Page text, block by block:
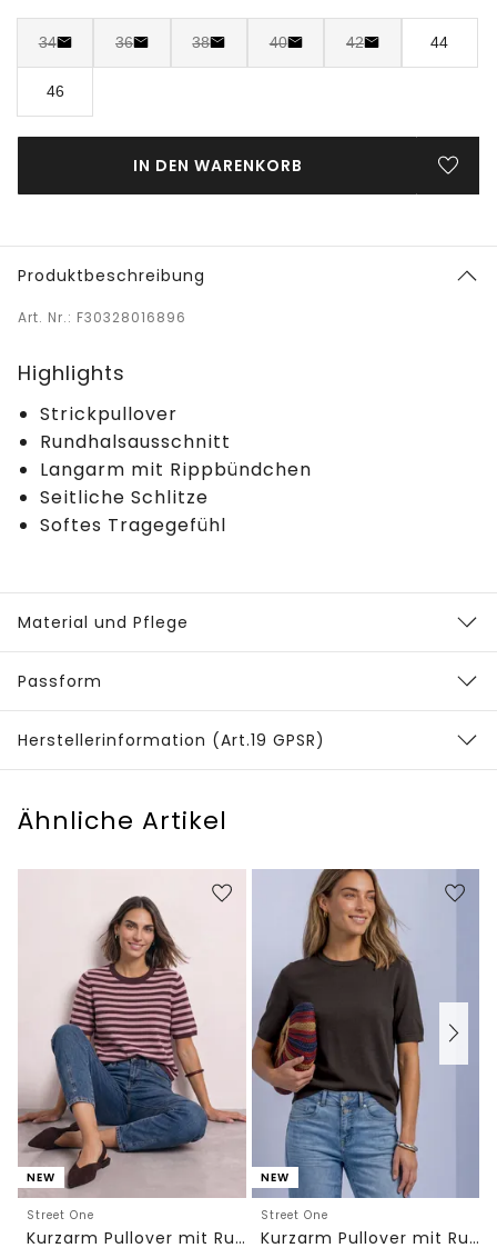
34 36 38 40 42 44
46
IN DEN WARENKORB
Produktbeschreibung
Art. Nr.: F30328016896
Highlights
Strickpullover
Rundhalsausschnitt
Langarm mit Rippbündchen
Seitliche Schlitze
Softes Tragegefühl
Material und Pflege
Passform
Herstellerinformation (Art.19 GPSR)
Ähnliche Artikel
NEW
Street One
Kurzarm Pullover mit Rundhals und Streifen
NEW
Street One
Kurzarm Pullover mit Rundhals in Unifarbe